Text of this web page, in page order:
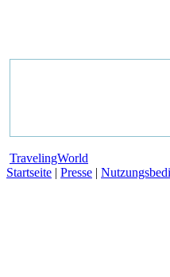
TravelingWorld
Startseite | Presse |